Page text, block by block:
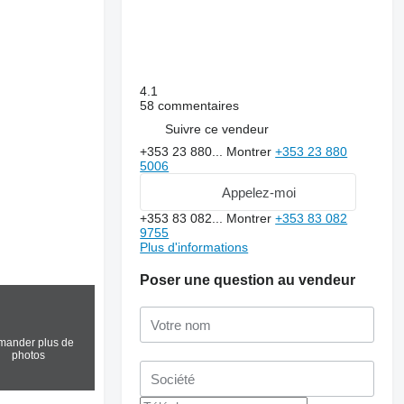
plus de
photos
4.1
58 commentaires
Suivre ce vendeur
+353 23 880... Montrer+353 23 880
5006
Appelez-moi
+353 83 082... Montrer+353 83 082
9755
Plus d'informations
Poser une question au vendeur